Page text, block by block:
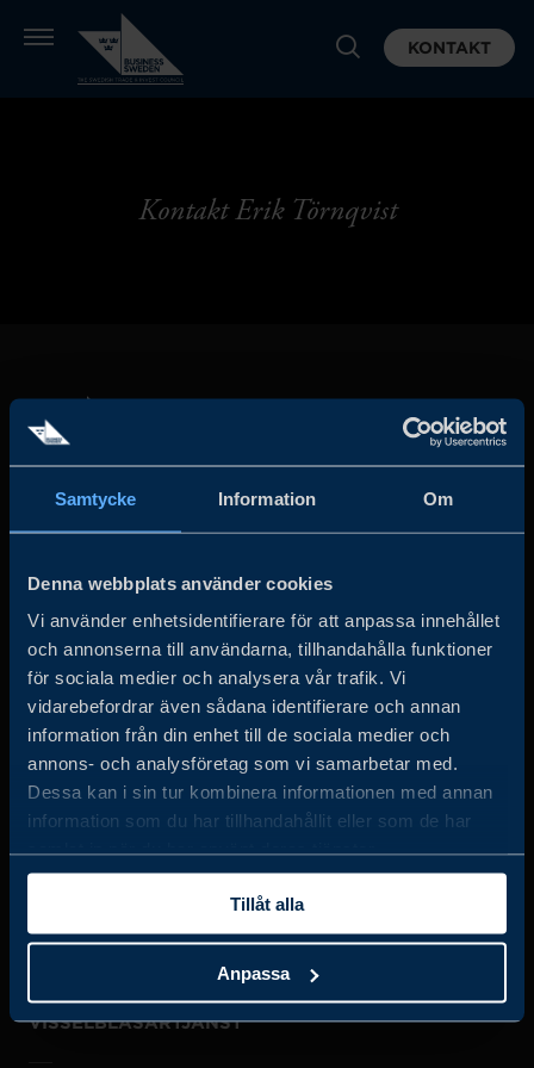
Samtycke Information Om
Denna webbplats använder cookies
Vi använder enhetsidentifierare för att anpassa innehållet
och annonserna till användarna, tillhandahålla funktioner
för sociala medier och analysera vår trafik. Vi
vidarebefordrar även sådana identifierare och annan
information från din enhet till de sociala medier och
annons- och analysföretag som vi samarbetar med.
Dessa kan i sin tur kombinera informationen med annan
information som du har tillhandahållit eller som de har
samlat in när du har använt deras tjänster.
Tillåt alla
Anpassa
KONTAKT
Kontakt Erik Törnqvist
det privata näringslivet för att hjälpa svenska företag att
öka sin globala försäljning och internationella företag att
investera och expandera i Sverige.
JOBBA HOS OSS
OM OSS
VISSELBLÅSARTJÄNST